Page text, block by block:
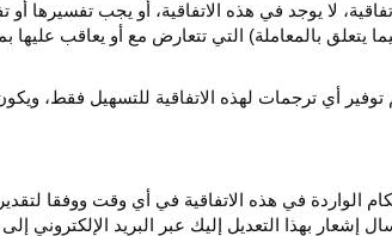
لا يوجد في هذه الاتفاقية، أو يجب تفسيرها أو
يتعلق بالمعاملة) التي تتعارض مع أو يعاقب عليها
توفير أي ترجمات لهذه الاتفاقية للتسهيل فقط،
الواردة في هذه الاتفاقية في أي وقت ووفقا
بهذا التعديل إليك عبر البريد الإلكتروني